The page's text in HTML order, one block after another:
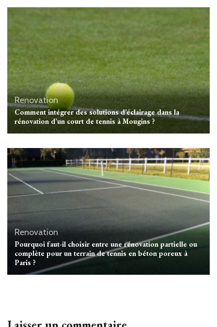
Renovation
Comment intégrer des solutions d’éclairage dans la
rénovation d’un court de tennis à Mougins ?
Renovation
Pourquoi faut-il choisir entre une rénovation partielle ou
complète pour un terrain de tennis en béton poreux à
Paris ?